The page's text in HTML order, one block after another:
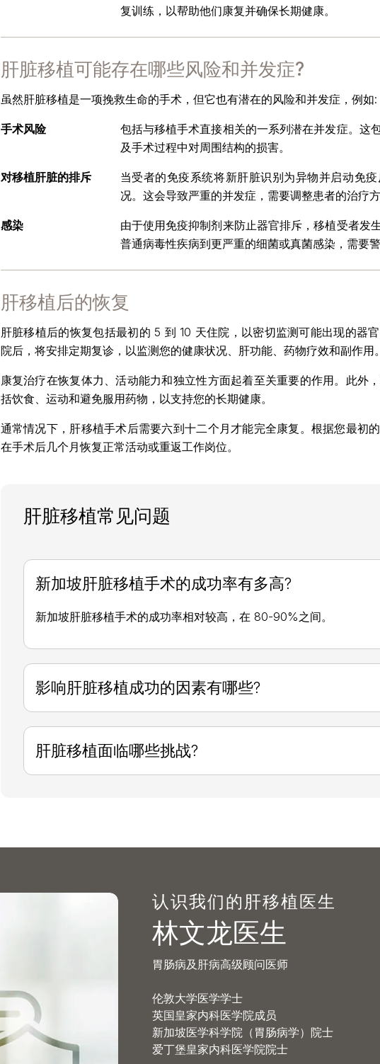
复训练，以帮助他们康复并确保长期健康。
肝脏移植可能存在哪些风险和并发症?
虽然肝脏移植是一项挽救生命的手术，但它也有潜在的风险和并发症，例如:
手术风险
包括与移植手术直接相关的一系列潜在并发症。这
及手术过程中对周围结构的损害。
对移植肝脏的排斥
当受者的免疫系统将新肝脏识别为异物并启动免
况。这会导致严重的并发症，需要调整患者的治疗方
感染
由于使用免疫抑制剂来防止器官排斥，移植受者发
普通病毒性疾病到更严重的细菌或真菌感染，需要警
肝移植后的恢复
肝脏移植后的恢复包括最初的 5 到 10 天住院，以密切监测可能出现的器
院后，将安排定期复诊，以监测您的健康状况、肝功能、药物疗效和副作用。
康复治疗在恢复体力、活动能力和独立性方面起着至关重要的作用。此外
括饮食、运动和避免服用药物，以支持您的长期健康。
通常情况下，肝移植手术后需要六到十二个月才能完全康复。根据您最初
在手术后几个月恢复正常活动或重返工作岗位。
肝脏移植常见问题
新加坡肝脏移植手术的成功率有多高?
新加坡肝脏移植手术的成功率相对较高，在 80-90%之间。
影响肝脏移植成功的因素有哪些?
肝脏移植面临哪些挑战?
认识我们的肝移植医生
林文龙医生
胃肠病及肝病高级顾问医师
伦敦大学医学学士
英国皇家内科医学院成员
新加坡医学科学院（胃肠病学）院士
爱丁堡皇家内科医学院院士